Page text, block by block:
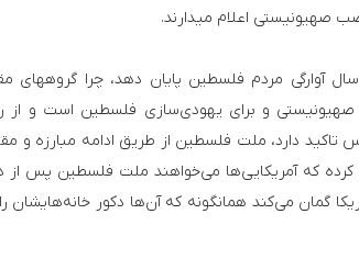
صهیونیستی اعلام می­دارند.
سوال اینجاست که اگر این پروژه آمده تا منازعات را برطرف کند و به ۷۲ سال آوارگی مردم فلسطین پایان دهد، چرا
و برای یهودی‌سازی فلسطین است و از
دارد، ملت فلسطین از طریق ادامه مبارزه و
که آمریکایی‌ها می‌خواهند ملت فلسطین پس از
گمان می‌کند همانگونه که آن‌ها دکور خانه‌هایشان را